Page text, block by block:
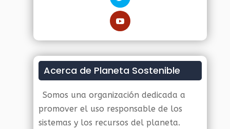
Acerca de Planeta Sostenible
Somos una organización dedicada a
promover el uso responsable de los
sistemas y los recursos del planeta.